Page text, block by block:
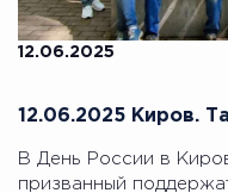
12.06.2025
12.06.2025 Киров.
В День России в
призванный